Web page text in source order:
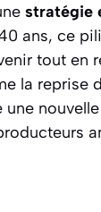
stratégie
ans, ce
tout en
la reprise
une